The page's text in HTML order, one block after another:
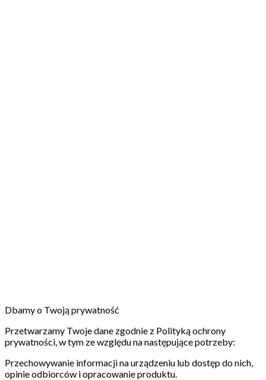
Dbamy o Twoją prywatność
Przetwarzamy Twoje dane zgodnie z Polityką ochrony
prywatności, w tym ze względu na następujące potrzeby:
Przechowywanie informacji na urządzeniu lub dostęp do nich,
opinie odbiorców i opracowanie produktu.